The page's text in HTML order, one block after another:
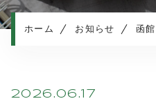
ホーム お知らせ
2026.06.17